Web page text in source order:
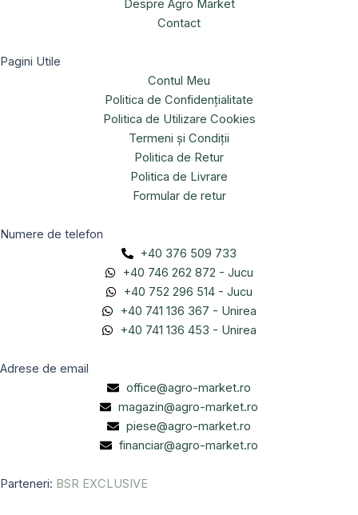
Despre Agro Market
Contact
Pagini Utile
Contul Meu
Politica de Confidențialitate
Politica de Utilizare Cookies
Termeni și Condiții
Politica de Retur
Politica de Livrare
Formular de retur
Numere de telefon
+40 376 509 733
+40 746 262 872 - Jucu
+40 752 296 514 - Jucu
+40 741 136 367 - Unirea
+40 741 136 453 - Unirea
Adrese de email
office@agro-market.ro
magazin@agro-market.ro
piese@agro-market.ro
financiar@agro-market.ro
Parteneri: BSR EXCLUSIVE